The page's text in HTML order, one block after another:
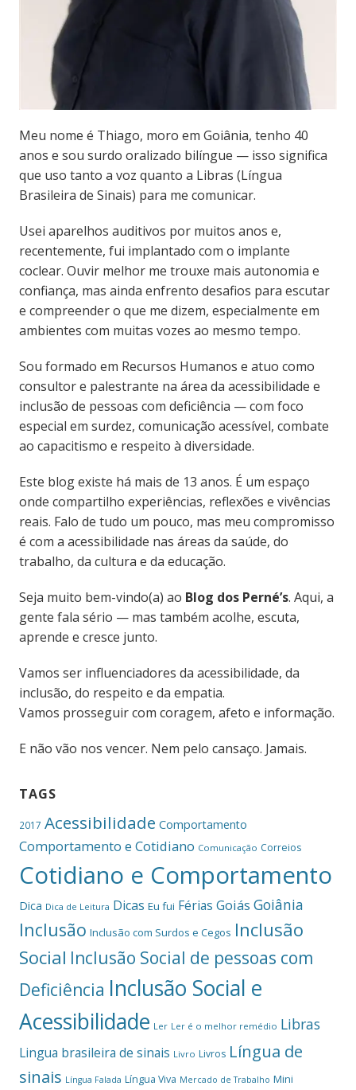
Meu nome é Thiago, moro em Goiânia, tenho 40
anos e sou surdo oralizado bilíngue — isso significa
que uso tanto a voz quanto a Libras (Língua
Brasileira de Sinais) para me comunicar.
Usei aparelhos auditivos por muitos anos e,
recentemente, fui implantado com o implante
coclear. Ouvir melhor me trouxe mais autonomia e
confiança, mas ainda enfrento desafios para escutar
e compreender o que me dizem, especialmente em
ambientes com muitas vozes ao mesmo tempo.
Sou formado em Recursos Humanos e atuo como
consultor e palestrante na área da acessibilidade e
inclusão de pessoas com deficiência — com foco
especial em surdez, comunicação acessível, combate
ao capacitismo e respeito à diversidade.
Este blog existe há mais de 13 anos. É um espaço
onde compartilho experiências, reflexões e vivências
reais. Falo de tudo um pouco, mas meu compromisso
é com a acessibilidade nas áreas da saúde, do
trabalho, da cultura e da educação.
Seja muito bem-vindo(a) ao Blog dos Perné’s. Aqui, a
gente fala sério — mas também acolhe, escuta,
aprende e cresce junto.
Vamos ser influenciadores da acessibilidade, da
inclusão, do respeito e da empatia.
Vamos prosseguir com coragem, afeto e informação.
E não vão nos vencer. Nem pelo cansaço. Jamais.
TAGS
2017 Acessibilidade Comportamento
Comportamento e Cotidiano Comunicação Correios
Cotidiano e Comportamento
Dica Dica de Leitura Dicas Eu fui Férias Goiás Goiânia
Inclusão Inclusão com Surdos e Cegos Inclusão
Social Inclusão Social de pessoas com
Deficiência Inclusão Social e
Acessibilidade Ler Ler é o melhor remédio Libras
Lingua brasileira de sinais Livro Livros Língua de
sinais Língua Falada Língua Viva Mercado de Trabalho Mini